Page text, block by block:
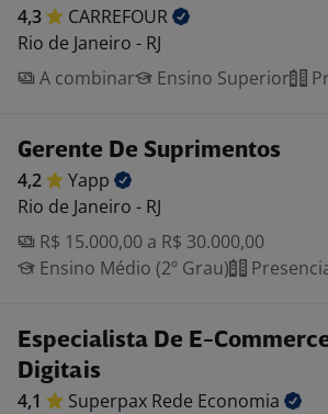
4,3
CARREFOUR
Rio de Janeiro - RJ
A combinar
Ensino Superior
Gerente De Suprimentos
4,2
Yapp
Rio de Janeiro - RJ
R$ 15.000,00 a R$ 30.000,00
Ensino Médio (2º Grau)
Especialista De E-
Digitais
4,1 Superpax Rede Economia